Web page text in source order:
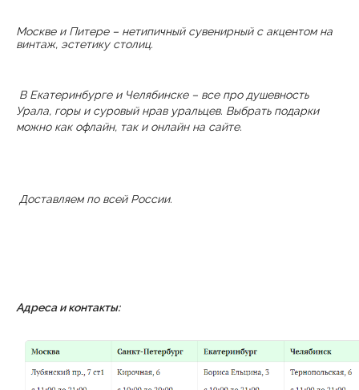
Москве и Питере – нетипичный сувенирный с акцентом на
винтаж, эстетику столиц.
В Екатеринбурге и Челябинске – все про душевность
Урала, горы и суровый нрав уральцев. Выбрать подарки
можно как офлайн, так и онлайн на сайте.
Доставляем по всей России.
Адреса и контакты: